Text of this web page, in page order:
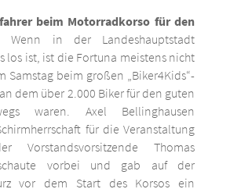
beim Motorradkorso für den
Wenn in der Landeshauptstadt
los ist, ist die Fortuna meistens nicht
Samstag beim großen „Biker4Kids“-
dem über 2.000 Biker für den guten
waren. Axel Bellinghausen
für die Veranstaltung
Thomas
vorbei und gab auf der
vor dem Start des Korsos ein